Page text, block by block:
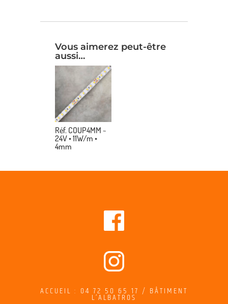
Vous aimerez peut-être
aussi…
Réf. COUP4MM ~
24V • 11W/m •
4mm
ACCUEIL : 04 72 50 65 17 / BÂTIMENT
L’ALBATROS